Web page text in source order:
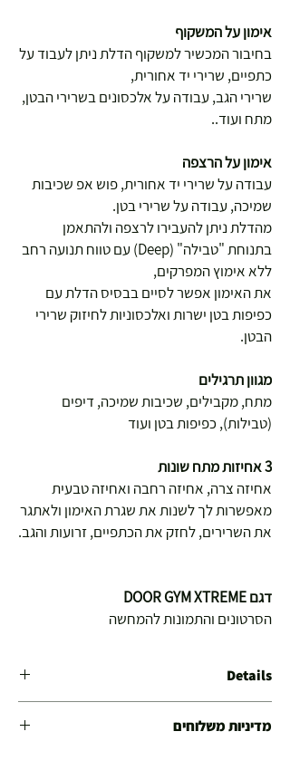
אימון על המשקוף
בחיבור המכשיר למשקוף הדלת ניתן לעבוד על
כתפיים, שרירי יד אחורית,
שרירי הגב, עבודה על אלכסונים בשרירי הבטן,
מתח ועוד..
אימון על הרצפה
עבודה על שרירי יד אחורית, פוש אפ שכיבות
שמיכה, עבודה על שרירי בטן.
מהדלת ניתן להעבירו לרצפה ולהתאמן
בתנוחת "טבילה" (Deep) עם טווח תנועה רחב
ללא אימוץ המפרקים,
את האימון אפשר לסיים בבסיס הדלת עם
כפיפות בטן ישרות ואלכסוניות לחיזוק שרירי
הבטן.
מגוון תרגילים
מתח, מקבילים, שכיבות שמיכה, דיפים
(טבילות), כפיפות בטן ועוד
3 אחיזות מתח שונות
אחיזה צרה, אחיזה רחבה ואחיזה טבעית
מאפשרות לך לשנות את שגרת האימון ולאתגר
את השרירים, לחזק את הכתפיים, זרועות והגב.
דגם DOOR GYM XTREME
הסרטונים והתמונות להמחשה
Details
מדיניות משלוחים